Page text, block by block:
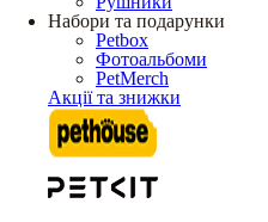
Набори та подарунки
Petbox
Фотоальбоми
PetMerch
Акції та знижки